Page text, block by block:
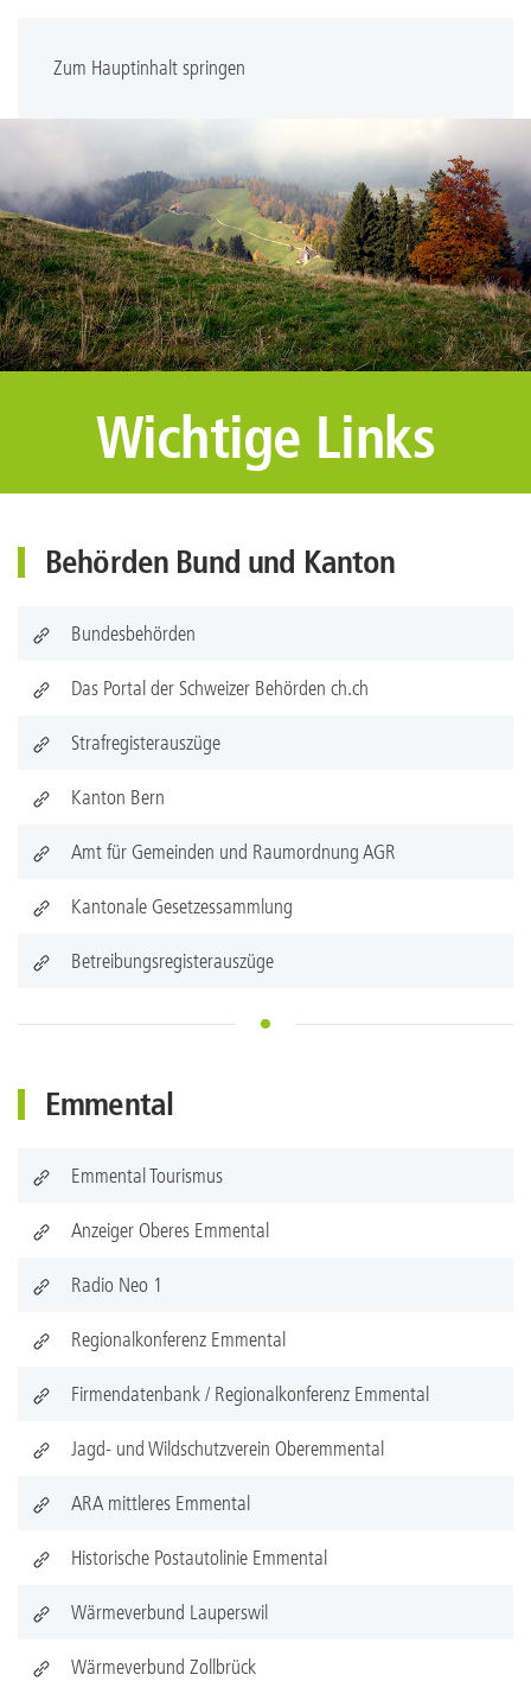
Zum Hauptinhalt springen
Wichtige Links
Behörden Bund und Kanton
Bundesbehörden
Das Portal der Schweizer Behörden ch.ch
Strafregisterauszüge
Kanton Bern
Amt für Gemeinden und Raumordnung AGR
Kantonale Gesetzessammlung
Betreibungsregisterauszüge
Emmental
Emmental Tourismus
Anzeiger Oberes Emmental
Radio Neo 1
Regionalkonferenz Emmental
Firmendatenbank / Regionalkonferenz Emmental
Jagd- und Wildschutzverein Oberemmental
ARA mittleres Emmental
Historische Postautolinie Emmental
Wärmeverbund Lauperswil
Wärmeverbund Zollbrück